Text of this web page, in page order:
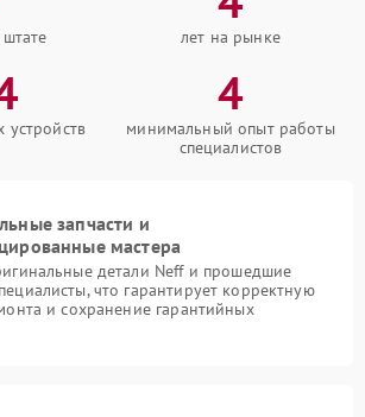
лет на рынке
4
минимальный опыт работы
специалистов
запчасти и
мастера
детали Neff и прошедшие
что гарантирует корректную
и сохранение гарантийных